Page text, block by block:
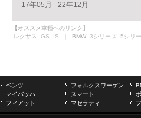
17年05月 - 22年12月
【オススメ車種へのリンク】
レクサス GS IS ｜ BMW 3シリーズ 5シリ
ベンツ フォルクスワーゲン
マイバッハ
スマート
フィアット
マセラティ